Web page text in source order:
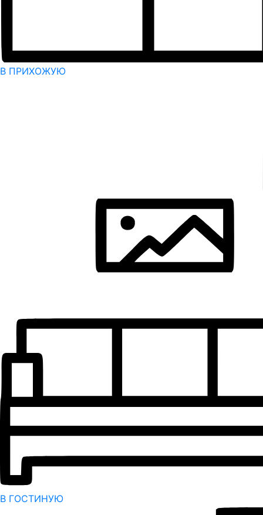
В ПРИХОЖУЮ
В ГОСТИНУЮ